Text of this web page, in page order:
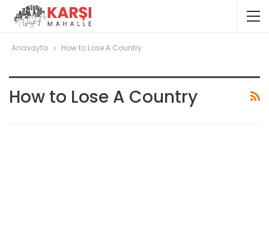
Anasayfa How to Lose A Country
How to Lose A Country